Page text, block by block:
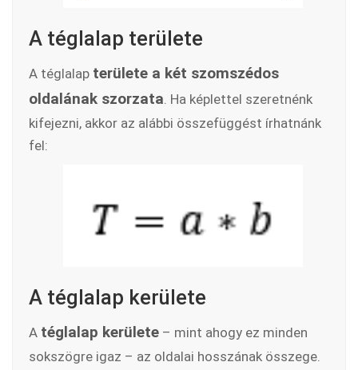
A téglalap területe
A téglalap területe a két szomszédos
oldalának szorzata. Ha képlettel szeretnénk
kifejezni, akkor az alábbi összefüggést írhatnánk
fel:
A téglalap kerülete
A téglalap kerülete – mint ahogy ez minden
sokszögre igaz – az oldalai hosszának összege.